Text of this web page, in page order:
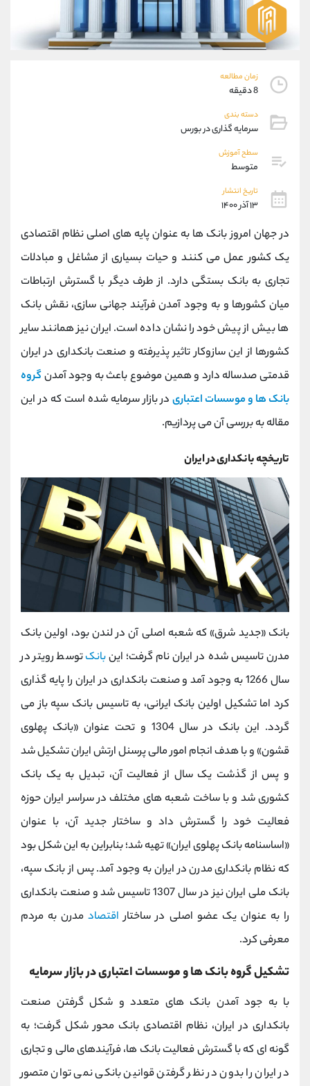
زمان مطالعه
8 دقیقه
دسته بندی
سرمایه گذاری در بورس
سطح آموزش
متوسط
تاریخ انتشار
۱۳ آذر ۱۴۰۰
در جهان امروز بانک ها به عنوان پایه های اصلی نظام اقتصادی
یک کشور عمل می کنند و حیات بسیاری از مشاغل و مبادلات
تجاری به بانک بستگی دارد. از طرف دیگر با گسترش ارتباطات
میان کشورها و به وجود آمدن فرآیند جهانی سازی، نقش بانک
ها بیش از پیش خود را نشان داده است. ایران نیز همانند سایر
کشورها از این سازوکار تاثیر پذیرفته و صنعت بانکداری در ایران
قدمتی صدساله دارد و همین موضوع باعث به وجود آمدنگروه
بانک ها و موسسات اعتباریدر بازار سرمایه شده است که در این
مقاله به بررسی آن می پردازیم.
تاریخچه بانکداری در ایران
بانک «جدید شرق» که شعبه اصلی آن در لندن بود، اولین بانک
مدرن تاسیس شده در ایران نام گرفت؛ اینبانکتوسط رویتر در
سال 1266 به وجود آمد و صنعت بانکداری در ایران را پایه گذاری
کرد اما تشکیل اولین بانک ایرانی، به تاسیس بانک سپه باز می
گردد. این بانک در سال 1304 و تحت عنوان «بانک پهلوی
قشون» و با هدف انجام امور مالی پرسنل ارتش ایران تشکیل شد
و پس از گذشت یک سال از فعالیت آن، تبدیل به یک بانک
کشوری شد و با ساخت شعبه های مختلف در سراسر ایران حوزه
فعالیت خود را گسترش داد و ساختار جدید آن، با عنوان
«اساسنامه بانک پهلوی ایران» تهیه شد؛ بنابراین به این شکل بود
که نظام بانکداری مدرن در ایران به وجود آمد. پس از بانک سپه،
بانک ملی ایران نیز در سال 1307 تاسیس شد و صنعت بانکداری
را به عنوان یک عضو اصلی در ساختار اقتصادمدرن به مردم
معرفی کرد.
تشکیل گروه بانک ها و موسسات اعتباری در بازار سرمایه
با به جود آمدن بانک های متعدد و شکل گرفتن صنعت
بانکداری در ایران، نظام اقتصادی بانک محور شکل گرفت؛ به
گونه ای که با گسترش فعالیت بانک ها، فرآیندهای مالی و تجاری
در ایران را بدون در نظر گرفتن قوانین بانکی نمی توان متصور
09304891085
واتساپ شروع گفتگو
تلگرام @Armteam_admin_103
پشتیبان فروش
موبایل
واتساپ
داخلی
اطلاعات تماس (دفتر فروش)
021-22021030
بدون پیش شماره 90001030
اینستاگرام @alireza.mehrabii
کانال تلگرام @alirezamehrabi_com